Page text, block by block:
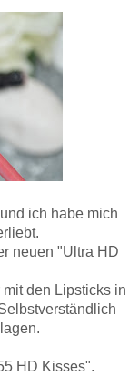
ich habe mich
neuen "Ultra HD
den Lipsticks in
HD Kisses".